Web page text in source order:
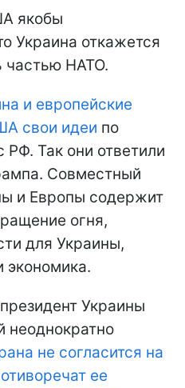
якобы
Украина откажется
частью НАТО.
и европейские
свои идеи по
Так они ответили
Совместный
и Европы содержит
огня,
для Украины,
экономика.
Украины
неоднократно
не согласится на
ее